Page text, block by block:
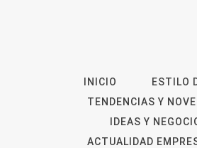
INICIO
ESTILO
TENDENCIAS Y
IDEAS Y
ACTUALIDAD